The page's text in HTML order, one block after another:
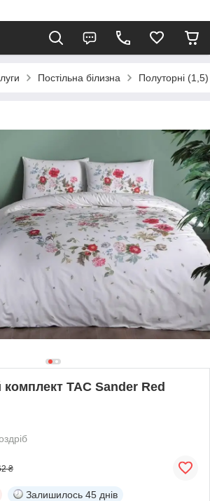
Постільна білизна Полуторні (1,5)
TAC Sander Red
₴
Залишилось 45 днів